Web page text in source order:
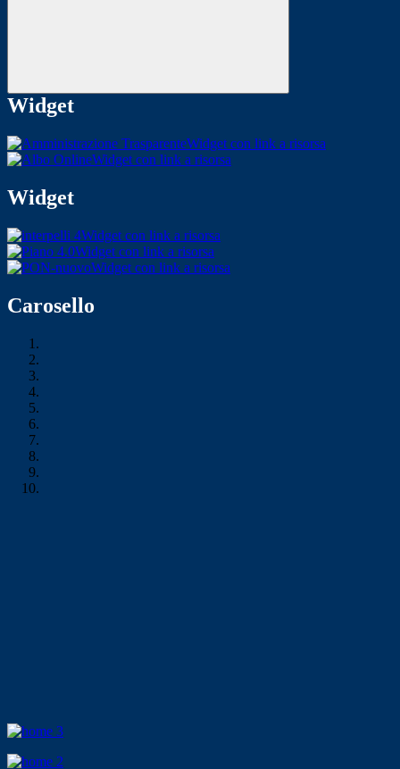
Widget
Widget con link a risorsa
Widget con link a risorsa
Widget
Widget con link a risorsa
Widget con link a risorsa
Widget con link a risorsa
Carosello